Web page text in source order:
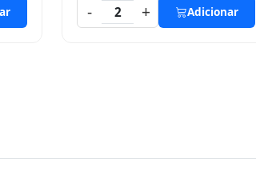
-
2 + Adicionar